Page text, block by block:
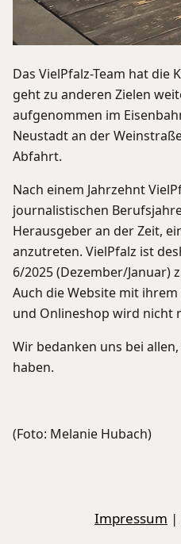
Das VielPfalz-Team hat die
geht zu anderen Zielen
aufgenommen im
Neustadt an der
Abfahrt.
Nach einem Jahrzehnt
journalistischen
Herausgeber an der Zeit,
anzutreten. VielPfalz ist
6/2025 (Dezember/Januar)
Auch die Website mit
und Onlineshop wird nicht
Wir bedanken uns bei
haben.
(Foto: Melanie Hubach)
Impressum |